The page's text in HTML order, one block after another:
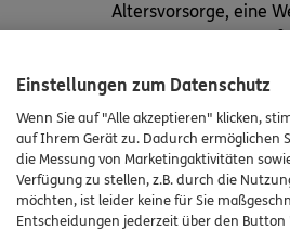
Altersvorsorge, eine
unserem
Gute Gründe für den
Starten können
Chance auf eine
Hohe Flexibilität:
Fonds tauschen
Einstellungen zum Datenschutz
Wenn Sie auf "Alle akzeptieren" klicken,
auf Ihrem Gerät zu. Dadurch ermöglichen
die Messung von Marketingaktivitäten
Verfügung zu stellen, z.B. durch die
möchten, ist leider keine für Sie
Entscheidungen jederzeit über den